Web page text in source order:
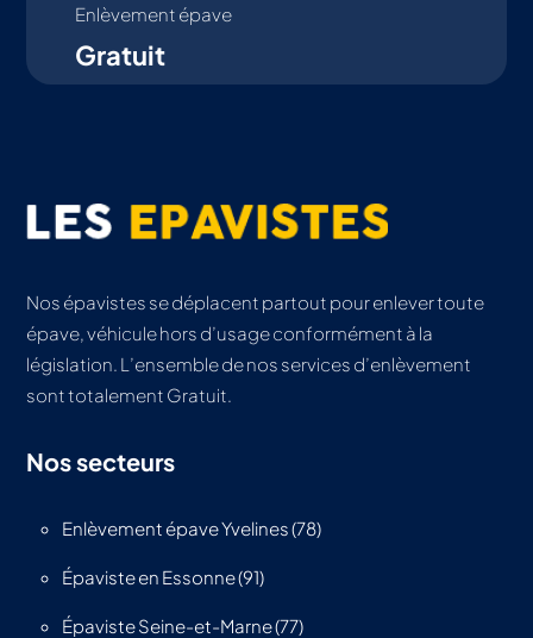
Enlèvement épave
Gratuit
Nos épavistes se déplacent partout pour enlever toute
épave, véhicule hors d’usage conformément à la
législation. L’ensemble de nos services d’enlèvement
sont totalement Gratuit.
Nos secteurs
Enlèvement épave Yvelines (78)
Épaviste en Essonne (91)
Épaviste Seine-et-Marne (77)